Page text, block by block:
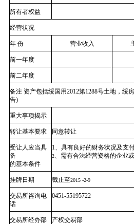
所有者权益
经营状况
年 份 营业收入
前一年度
前二年度
备注 资产包括绥国用2012第1288号土地，绥
告)
重大事项揭示
转让基本要求 同意转让
受让人应当具
备
的基本条件
1、具有良好的财务状况及支
2、需有合法经营资格的企业
挂牌日期 截止至2015 -2-9
交易所咨询电
话
0451-55195722
交易所经办部
产权交易部